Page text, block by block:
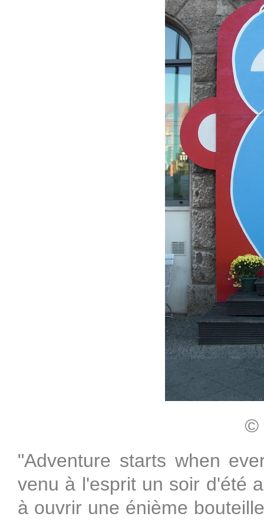
©
"Adventure starts when
venu à l'esprit un soir d'été
à ouvrir une énième